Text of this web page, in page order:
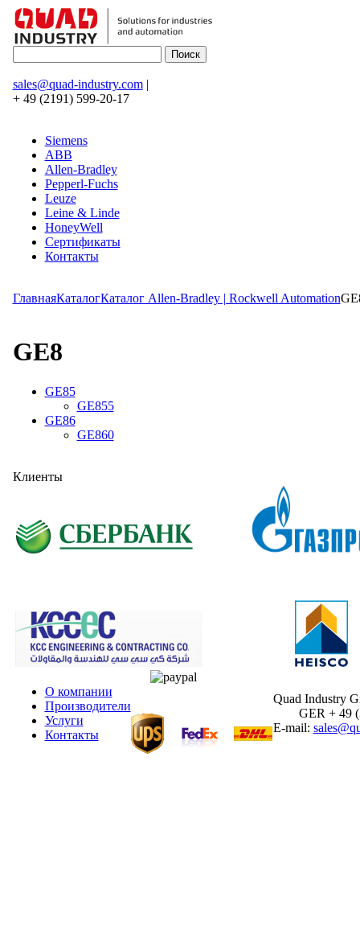
sales@quad-industry.com|
+ 49 (2191) 599-20-17
Siemens
ABB
Allen-Bradley
Pepperl-Fuchs
Leuze
Leine & Linde
HoneyWell
Сертификаты
Контакты
ГлавнаяКаталогКаталог Allen-Bradley | Rockwell Automation
GE8
GE85
GE855
GE86
GE860
Клиенты
О компании
Производители
Услуги
Контакты
Quad Industry
GER + 49
E-mail: